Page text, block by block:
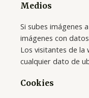
Medios
Si subes imágenes
imágenes con
Los visitantes de
cualquier dato de
Cookies